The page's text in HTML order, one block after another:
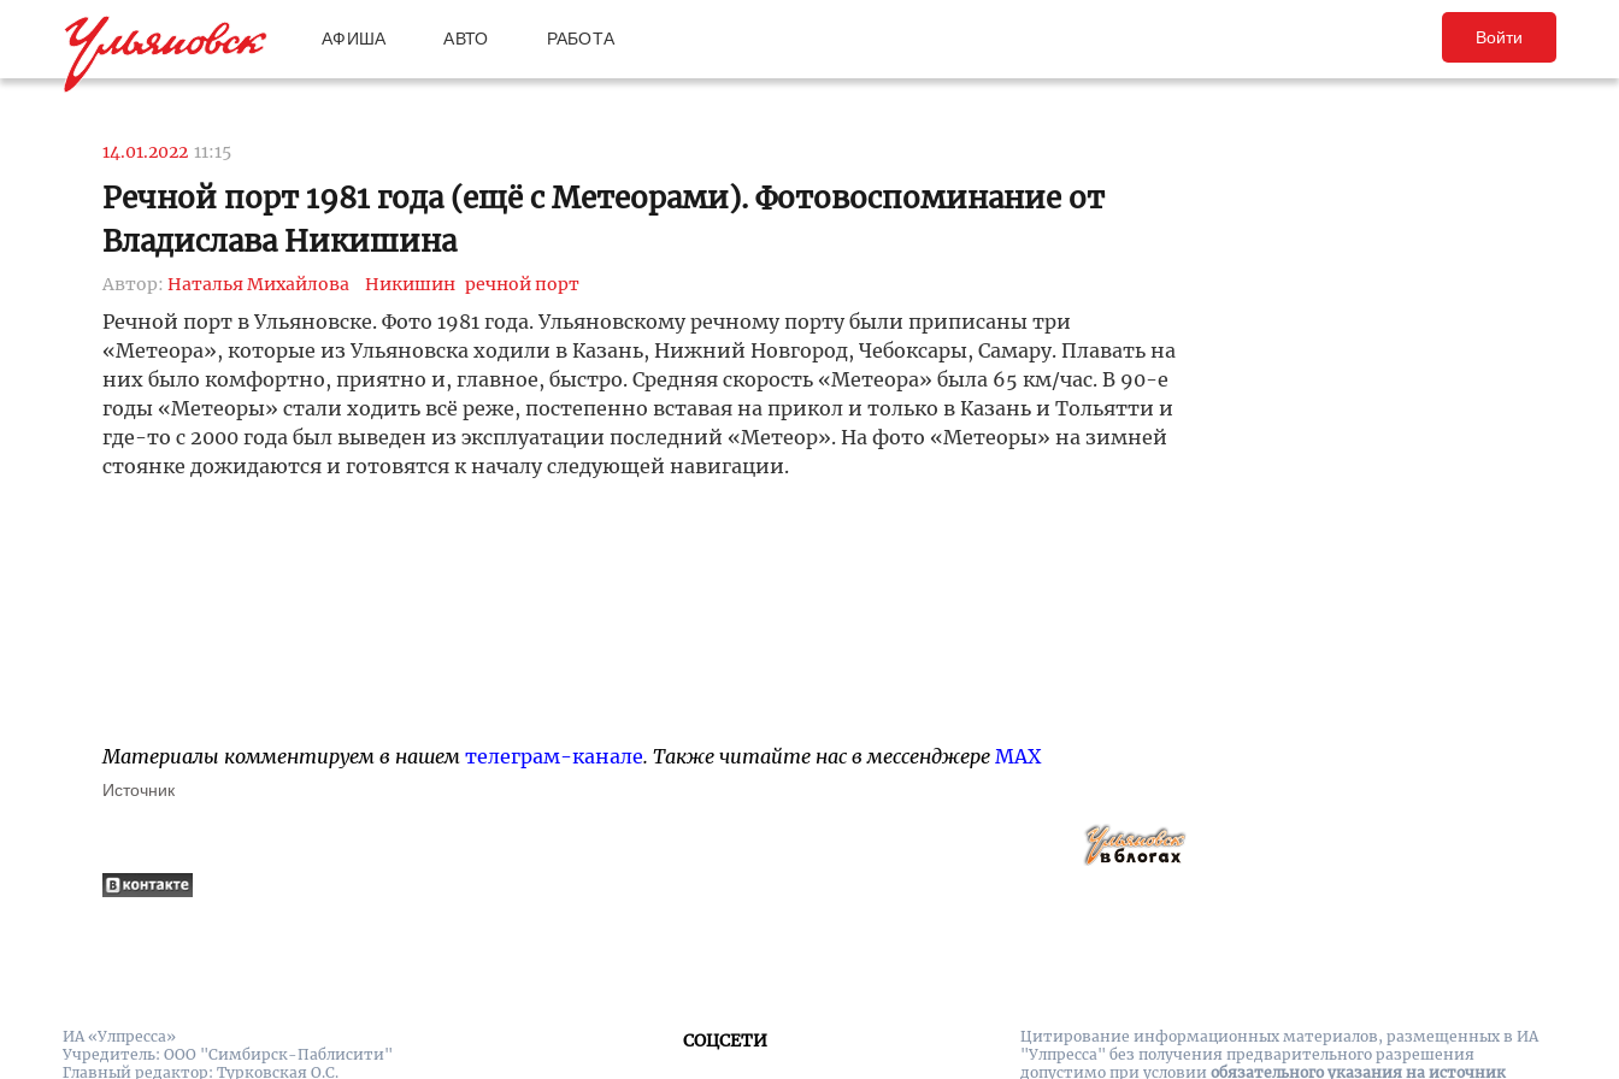
АФИША АВТО РАБОТА Войти
14.01.2022 11:15
Речной порт 1981 года (ещё с Метеорами). Фотовоспоминание от
Владислава Никишина
Автор: Наталья Михайлова Никишин речной порт
Речной порт в Ульяновске. Фото 1981 года. Ульяновскому речному порту были приписаны три
«Метеора», которые из Ульяновска ходили в Казань, Нижний Новгород, Чебоксары, Самару. Плавать на
них было комфортно, приятно и, главное, быстро. Средняя скорость «Метеора» была 65 км/час. В 90-е
годы «Метеоры» стали ходить всё реже, постепенно вставая на прикол и только в Казань и Тольятти и
где-то с 2000 года был выведен из эксплуатации последний «Метеор». На фото «Метеоры» на зимней
стоянке дожидаются и готовятся к началу следующей навигации.
Материалы комментируем в нашем телеграм-канале. Также читайте нас в мессенджере MAX
Источник
ИА «Улпресса»
Учредитель: ООО "Симбирск-Паблисити"
Главный редактор: Турковская О.С.
СОЦСЕТИ
Цитирование информационных материалов, размещенных в ИА
"Улпресса" без получения предварительного разрешения
допустимо при условии обязательного указания на источник